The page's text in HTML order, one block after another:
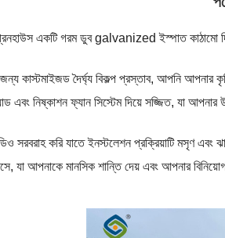
একটি গরম ডুব galvanized ইস্পাত কাঠামো
কাস্টমাইজড দৈর্ঘ্য বিকল্প প্রস্তাব, আপনি
নিষ্কাশন ফ্যান সিস্টেম দিয়ে সজ্জিত, যা আপনার
সরবরাহ করি যাতে ইনস্টলেশন প্রক্রিয়াটি মসৃণ
যা আপনাকে মানসিক শান্তি দেয় এবং আপনার